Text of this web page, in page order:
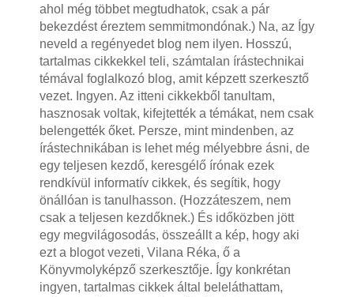
ahol még többet megtudhatok, csak a pár
bekezdést éreztem semmitmondónak.) Na, az Így
neveld a regényedet blog nem ilyen. Hosszú,
tartalmas cikkekkel teli, számtalan írástechnikai
témával foglalkozó blog, amit képzett szerkesztő
vezet. Ingyen. Az itteni cikkekből tanultam,
hasznosak voltak, kifejtették a témákat, nem csak
belengették őket. Persze, mint mindenben, az
írástechnikában is lehet még mélyebbre ásni, de
egy teljesen kezdő, keresgélő írónak ezek
rendkívül informatív cikkek, és segítik, hogy
önállóan is tanulhasson. (Hozzáteszem, nem
csak a teljesen kezdőknek.) És időközben jött
egy megvilágosodás, összeállt a kép, hogy aki
ezt a blogot vezeti, Vilana Réka, ő a
Könyvmolyképző szerkesztője. Így konkrétan
ingyen, tartalmas cikkek által beleláthattam,